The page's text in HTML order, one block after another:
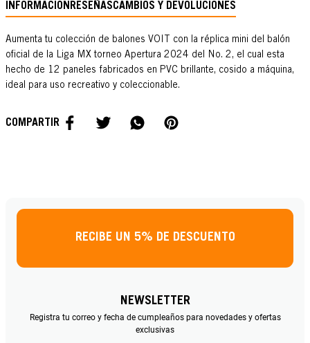
INFORMACIÓNRESEÑASCAMBIOS Y DEVOLUCIONES
Aumenta tu colección de balones VOIT con la réplica mini del balón
oficial de la Liga MX torneo Apertura 2024 del No. 2, el cual esta
hecho de 12 paneles fabricados en PVC brillante, cosido a máquina,
ideal para uso recreativo y coleccionable.
RECIBE UN 5% DE DESCUENTO
NEWSLETTER
Registra tu correo y fecha de cumpleaños para novedades y ofertas
exclusivas